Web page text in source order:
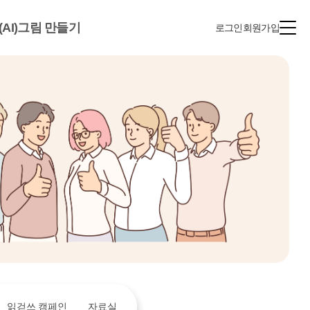
그림 만들기 로그인회원가입
읽걷쓰 캠페인 자료실